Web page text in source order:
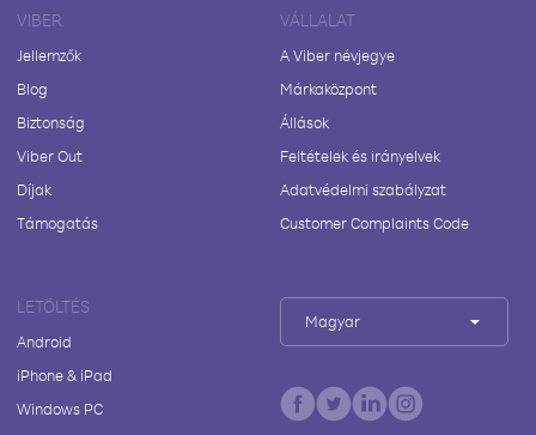
VIBER
Jellemzők
Blog
Biztonság
Viber Out
Díjak
Támogatás
VÁLLALAT
A Viber névjegye
Márkaközpont
Állások
Feltételek és irányelvek
Adatvédelmi szabályzat
Customer Complaints Code
LETÖLTÉS
Android
iPhone & iPad
Windows PC
Magyar